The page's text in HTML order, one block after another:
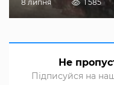
8 липня 1 585
Не
Підписуйся на